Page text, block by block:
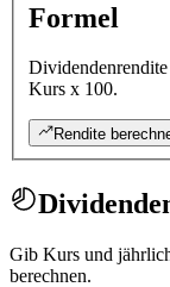
Formel
Kurs x 100.
Rendite
Gib Kurs und
berechnen.